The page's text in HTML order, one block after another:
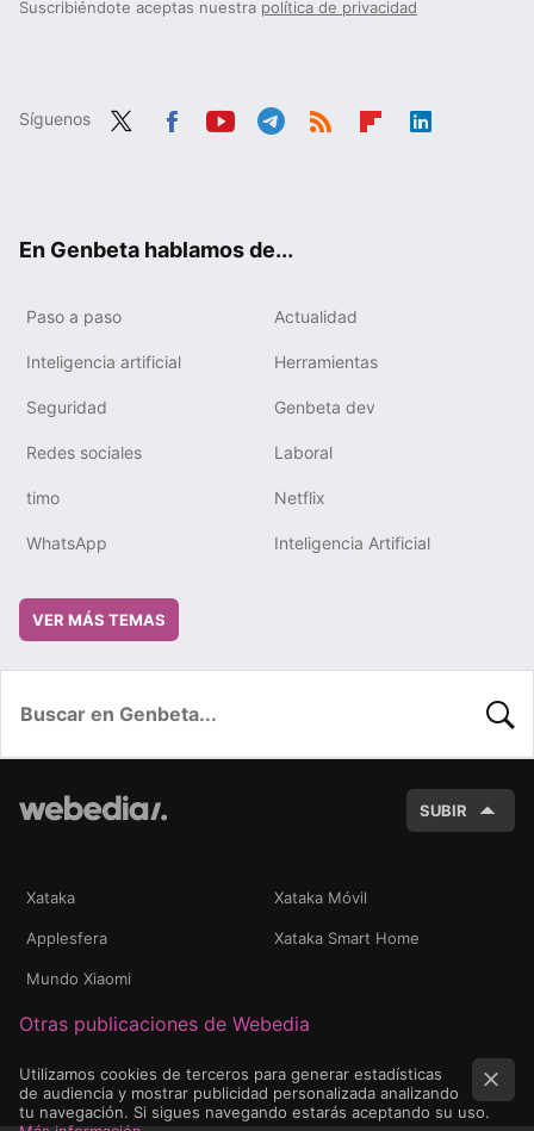
Suscribiéndote aceptas nuestra política de privacidad
Síguenos
En Genbeta hablamos de...
Paso a paso Actualidad
Inteligencia artificial Herramientas
Seguridad Genbeta dev
Redes sociales Laboral
timo Netflix
WhatsApp Inteligencia Artificial
VER MÁS TEMAS
SUBIR
Xataka Xataka Móvil
Applesfera Xataka Smart Home
Mundo Xiaomi
Otras publicaciones de Webedia
Utilizamos cookies de terceros para generar estadísticas
de audiencia y mostrar publicidad personalizada analizando
tu navegación. Si sigues navegando estarás aceptando su uso.